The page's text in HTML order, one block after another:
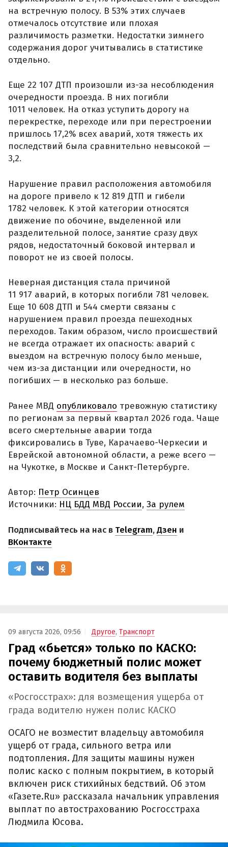
на встречную полосу. В 53% этих случаев
отмечалось отсутствие или плохая
различимость разметки. Недостатки зимнего
содержания дорог учитывались в статистике
отдельно.
Еще 22 107 ДТП произошли из-за несоблюдения
очередности проезда. В них погибли
1011 человек. На отказ уступить дорогу на
перекрестке, переходе или при перестроении
пришлось 17,2% всех аварий, хотя тяжесть их
последствий была сравнительно невысокой —
3,2.
Нарушение правил расположения автомобиля
на дороге привело к 12 819 ДТП и гибели
1782 человек. К этой категории относятся
движение по обочине, выделенной или
разделительной полосе, занятие сразу двух
рядов, недостаточный боковой интервал и
поворот не из своей полосы.
Неверная дистанция стала причиной
11 917 аварий, в которых погибли 781 человек.
Еще 10 608 ДТП и 544 смерти связаны с
нарушением правил проезда пешеходных
переходов. Таким образом, число происшествий
не всегда отражает их опасность: аварий с
выездом на встречную полосу было меньше,
чем из-за дистанции или очередности, но
погибших — в несколько раз больше.
Ранее МВД опубликовало тревожную статистику
по регионам за первый квартал 2026 года. Чаще
всего смертельные аварии тогда
фиксировались в Туве, Карачаево-Черкесии и
Еврейской автономной области, а реже всего —
на Чукотке, в Москве и Санкт-Петербурге.
Автор: Петр Осинцев
Источники: НЦ БДД МВД России, За рулем
Подписывайтесь на нас в Telegram,Дзен и
ВКонтакте
09 августа 2026, 09:56 Другое, Транспорт
Град «бьется» только по КАСКО:
почему бюджетный полис может
оставить водителя без выплаты
«Росгосстрах»: для возмещения ущерба от
града водителю нужен полис КАСКО
ОСАГО не возместит владельцу автомобиля
ущерб от града, сильного ветра или
подтопления. Для защиты машины нужен
полис каско с полным покрытием, в который
включен риск стихийных бедствий. Об этом
«Газете.Ru» рассказала начальник управления
выплат по автострахованию Росгосстраха
Людмила Юсова.